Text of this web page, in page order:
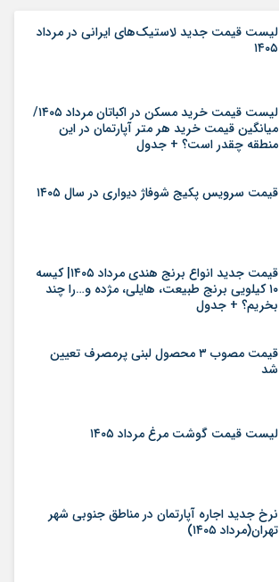
لیست قیمت جدید لاستیک‌های ایرانی در مرداد
۱۴۰۵
لیست قیمت خرید مسکن در اکباتان مرداد ۱۴۰۵/
میانگین قیمت خرید هر متر آپارتمان در این
منطقه چقدر است؟ + جدول
قیمت سرویس پکیج شوفاژ دیواری در سال ۱۴۰۵
قیمت جدید انواع برنج هندی مرداد ۱۴۰۵| کیسه
۱۰ کیلویی برنج طبیعت، هایلی، مژده و…را چند
بخریم؟ + جدول
قیمت مصوب ۳ محصول لبنی پرمصرف تعیین
شد
لیست قیمت گوشت مرغ مرداد ۱۴۰۵
نرخ جدید اجاره آپارتمان در مناطق جنوبی شهر
تهران(مرداد ۱۴۰۵)